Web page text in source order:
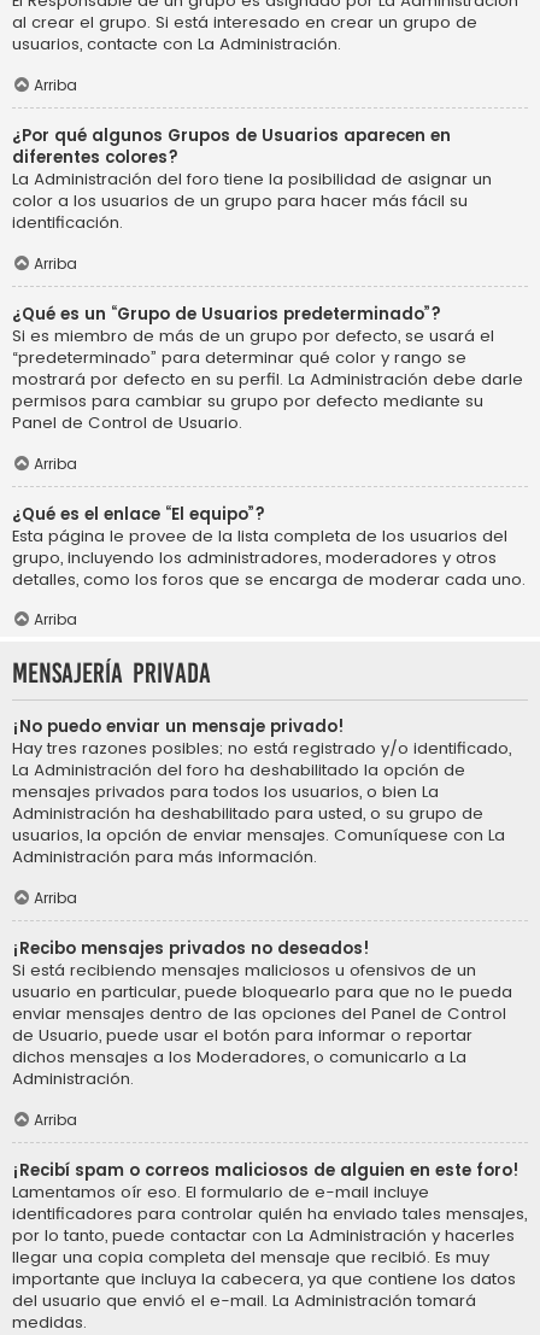
al crear el grupo. Si está interesado en crear un grupo de
usuarios, contacte con La Administración.
Arriba
¿Por qué algunos Grupos de Usuarios aparecen en
diferentes colores?
La Administración del foro tiene la posibilidad de asignar un
color a los usuarios de un grupo para hacer más fácil su
identificación.
Arriba
¿Qué es un “Grupo de Usuarios predeterminado”?
Si es miembro de más de un grupo por defecto, se usará el
“predeterminado” para determinar qué color y rango se
mostrará por defecto en su perfil. La Administración debe darle
permisos para cambiar su grupo por defecto mediante su
Panel de Control de Usuario.
Arriba
¿Qué es el enlace “El equipo”?
Esta página le provee de la lista completa de los usuarios del
grupo, incluyendo los administradores, moderadores y otros
detalles, como los foros que se encarga de moderar cada uno.
Arriba
Mensajería privada
¡No puedo enviar un mensaje privado!
Hay tres razones posibles; no está registrado y/o identificado,
La Administración del foro ha deshabilitado la opción de
mensajes privados para todos los usuarios, o bien La
Administración ha deshabilitado para usted, o su grupo de
usuarios, la opción de enviar mensajes. Comuníquese con La
Administración para más información.
Arriba
¡Recibo mensajes privados no deseados!
Si está recibiendo mensajes maliciosos u ofensivos de un
usuario en particular, puede bloquearlo para que no le pueda
enviar mensajes dentro de las opciones del Panel de Control
de Usuario, puede usar el botón para informar o reportar
dichos mensajes a los Moderadores, o comunicarlo a La
Administración.
Arriba
¡Recibí spam o correos maliciosos de alguien en este foro!
Lamentamos oír eso. El formulario de e-mail incluye
identificadores para controlar quién ha enviado tales mensajes,
por lo tanto, puede contactar con La Administración y hacerles
llegar una copia completa del mensaje que recibió. Es muy
importante que incluya la cabecera, ya que contiene los datos
del usuario que envió el e-mail. La Administración tomará
medidas.